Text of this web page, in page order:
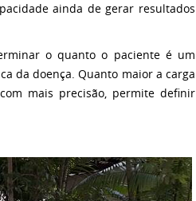
ainda de gerar resultados
o quanto o paciente é um
da doença. Quanto maior a carga
mais precisão, permite definir